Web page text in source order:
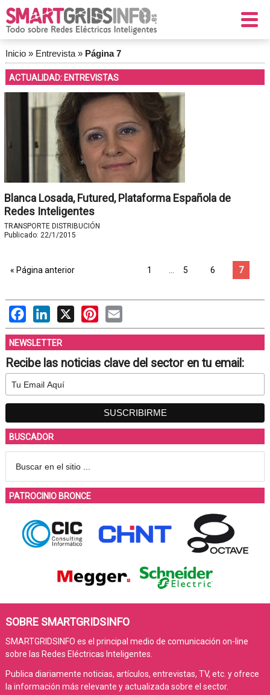
Inicio» Entrevista» Página 7
ACTUALIDAD: ENTREVISTAS
Blanca Losada, Futured, Plataforma Española de
Redes Inteligentes
TRANSPORTE DISTRIBUCIÓN
Publicado: 22/1/2015
« Página anterior 1 5 6 7
FacebookLinkedIn
X PinterestEmail
NEWSLETTER
Recibe las noticias clave del sector en tu email:
BUSCADOR
PATROCINIO BRONCE
SOBRE SMARTGRIDSINFO
SMARTGRIDSINFO es el principal medio de comunicación on-line
sobre las Redes Eléctricas Inteligentes.
Publica diariamente noticias, artículos, entrevistas, TV, etc. y ofrece
la información más relevante y actualizada sobre el sector.